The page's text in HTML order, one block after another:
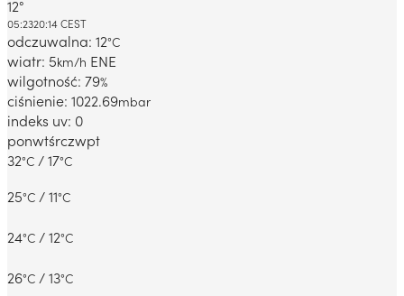
Dabrowa Gornicza, PL
12°
05:2320:14 CEST
odczuwalna: 12°C
wiatr: 5km/h ENE
wilgotność: 79%
ciśnienie: 1022.69mbar
indeks uv: 0
ponwtśrczwpt
32°C / 17°C
25°C / 11°C
24°C / 12°C
26°C / 13°C